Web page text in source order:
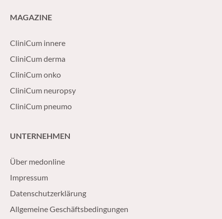
MAGAZINE
CliniCum innere
CliniCum derma
CliniCum onko
CliniCum neuropsy
CliniCum pneumo
UNTERNEHMEN
Über medonline
Impressum
Datenschutzerklärung
Allgemeine Geschäftsbedingungen